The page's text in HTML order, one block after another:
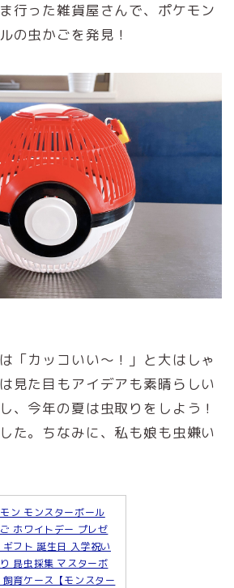
行った雑貨屋さんで、ポケモン
の虫かごを発見！
「カッコいい～！」と大はしゃ
見た目もアイデアも素晴らしい
、今年の夏は虫取りをしよう！
た。ちなみに、私も娘も虫嫌い
ン モンスターボール
ホワイトデー プレゼ
ギフト 誕生日 入学祝い
昆虫採集 マスターボ
飼育ケース【モンスター